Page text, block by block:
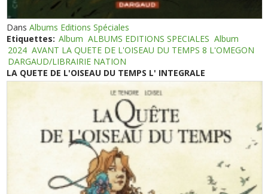
DansAlbums Editions Spéciales
Etiquettes: Album ALBUMS EDITIONS SPECIALES Album
2024 AVANT LA QUETE DE L'OISEAU DU TEMPS 8 L'OMEGON
DARGAUD/LIBRAIRIE NATION
LA QUETE DE L'OISEAU DU TEMPS L' INTEGRALE